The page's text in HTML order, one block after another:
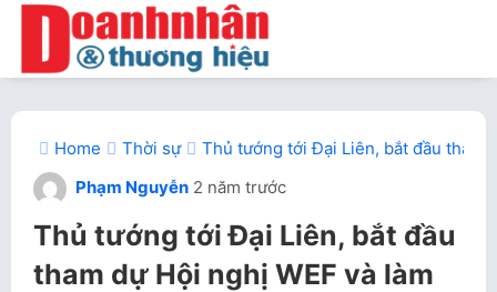
Home Thời sự
Thủ tướng tới Đại Liên, bắt đầu tham
Phạm Nguyễn 2 năm trước
Thủ tướng tới Đại Liên, bắt đầu
tham dự Hội nghị WEF và làm